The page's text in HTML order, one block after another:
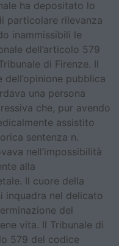
ha depositato lo
particolare rilevanza
inammissibili le
dell’articolo 579
di Firenze. Il
dell’opinione pubblica
una persona
che, pur avendo
assistito
sentenza n.
nell’impossibilità
alla
Il cuore della
inquadra nel delicato
del
vita. Il Tribunale di
579 del codice